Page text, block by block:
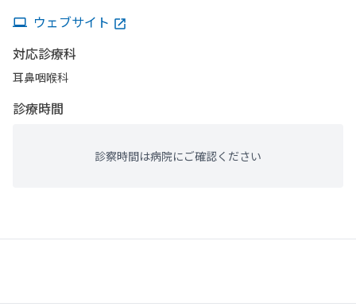
ウェブサイト
対応診療科
耳鼻咽喉科
診療時間
診察時間は病院にご確認ください